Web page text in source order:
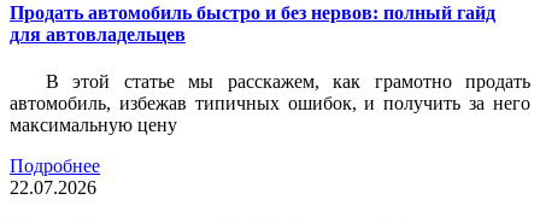
Продать автомобиль быстро и без нервов: полный гайд
для автовладельцев
В этой статье мы расскажем, как грамотно продать
автомобиль, избежав типичных ошибок, и получить за него
максимальную цену
Подробнее
22.07.2026